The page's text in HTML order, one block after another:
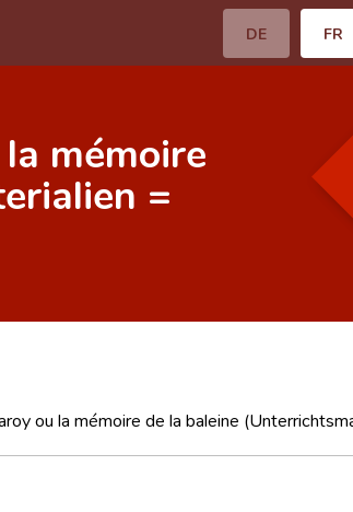
DE FR
mémoire
=
ou la mémoire de la baleine